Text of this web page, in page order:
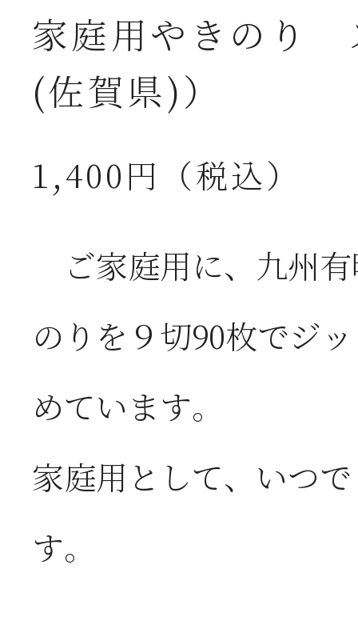
家庭用やきのり
(佐賀県)）
1,400円（税込）
ご家庭用に、九州
のりを９切90枚でジ
めています。
家庭用として、いつ
す。